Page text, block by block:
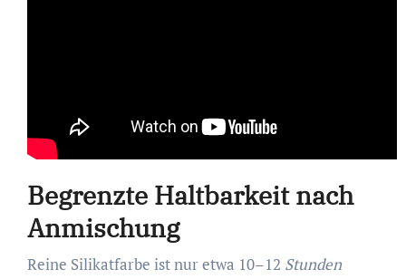
Begrenzte Haltbarkeit nach
Anmischung
Reine Silikatfarbe ist nur etwa 10–12 Stunden